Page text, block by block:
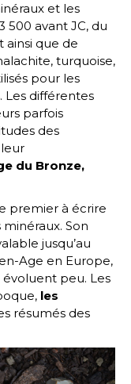
et les
500 avant JC, du
ainsi que de
turquoise,
pour les
Les différentes
parfois
des
du Bronze,
premier à écrire
Son
jusqu’au
Age en Europe,
évoluent peu. Les
les
résumés des